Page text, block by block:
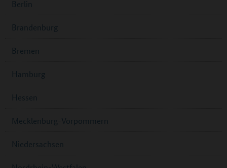
Berlin
Brandenburg
Bremen
Hamburg
Hessen
Mecklenburg-Vorpommern
Niedersachsen